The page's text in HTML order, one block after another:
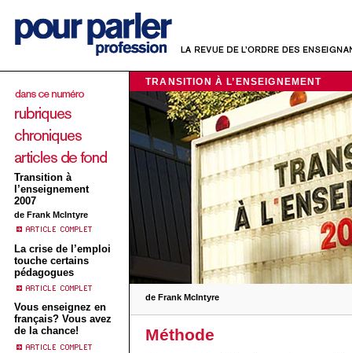
Transition à
l’enseignement
2007
de Frank McIntyre
La crise de l’emploi
touche certains
pédagogues
Vous enseignez en
français? Vous avez
de la chance!
TRANSITION À L’ENSEIGNEMENT
de Frank McIntyre
Méthode